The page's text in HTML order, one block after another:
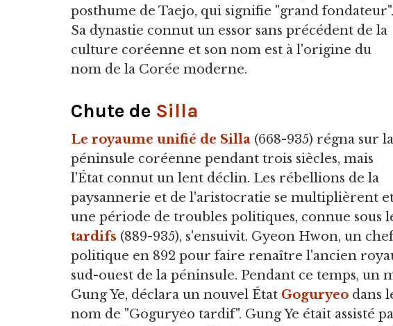
posthume de Taejo, qui signifie "grand fondateur".
Sa dynastie connut un essor sans précédent de la
culture coréenne et son nom est à l'origine du
nom de la Corée moderne.
Chute de Silla
Le royaume unifié de Silla (668-935) régna sur la
péninsule coréenne pendant trois siècles, mais
l'État connut un lent déclin. Les rébellions de la
paysannerie et de l'aristocratie se multiplièrent
une période de troubles politiques, connue sous
tardifs (889-935), s'ensuivit. Gyeon Hwon, un
politique en 892 pour faire renaître l'ancien
sud-ouest de la péninsule. Pendant ce temps, un
Gung Ye, déclara un nouvel État Goguryeo dans
nom de "Goguryeo tardif". Gung Ye était assisté